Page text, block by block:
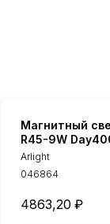
Магнитный
R45-9W
Arlight
046864
4863,20 ₽